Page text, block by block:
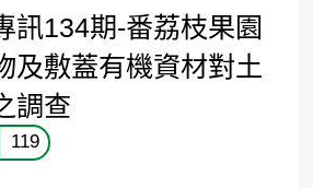
訊134期-番荔枝果園
及敷蓋有機資材對土
調查
119